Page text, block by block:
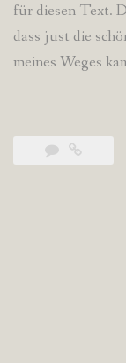
für diesen Text.
dass just die
meines Weges